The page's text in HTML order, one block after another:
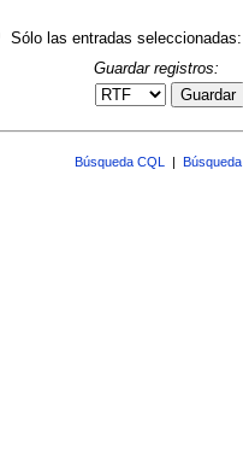
Sólo las entradas seleccionadas:
Guardar registros:
Guardar
Búsqueda CQL